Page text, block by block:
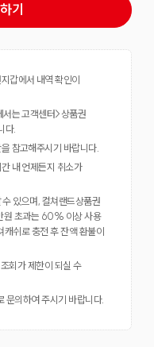
기
갑에서 내역 확인이
서는 고객센터>상품권
다.
참고해주시기 바랍니다.
내 언제든지 취소가
있으며, 컬쳐랜드상품권
원 초과는 60% 이상 사용
쉬로 충전 후 잔액 환불이
회가 제한이 되실 수
문의하여 주시기 바랍니다.